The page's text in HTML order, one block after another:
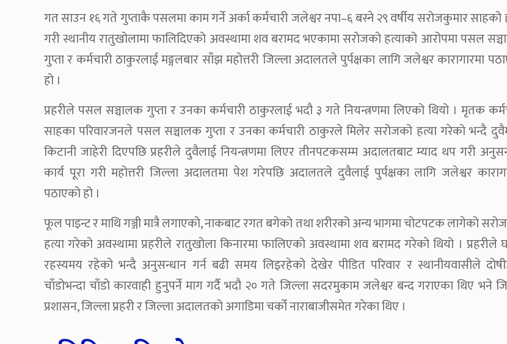
गत साउन १६ गते गुप्ताकै पसलमा काम गर्ने अर्का कर्मचारी जलेश्वर नपा–६ बस्ने २९ वर्षीय सरोजकुमार साहको
गरी स्थानीय रातुखोलामा फालिदिएको अवस्थामा शव बरामद भएकामा सरोजको हत्याको आरोपमा पसल
गुप्ता र कर्मचारी ठाकुरलाई मङ्गलबार साँझ महोत्तरी जिल्ला अदालतले पुर्पक्षका लागि जलेश्वर कारागारमा
हो ।
प्रहरीले पसल सञ्चालक गुप्ता र उनका कर्मचारी ठाकुरलाई भदौ ३ गते नियन्त्रणमा लिएको थियो । मृतक
साहका परिवारजनले पसल सञ्चालक गुप्ता र उनका कर्मचारी ठाकुरले मिलेर सरोजको हत्या गरेको भन्दै
किटानी जाहेरी दिएपछि प्रहरीले दुवैलाई नियन्त्रणमा लिएर तीनपटकसम्म अदालतबाट म्याद थप गरी
कार्य पूरा गरी महोत्तरी जिल्ला अदालतमा पेश गरेपछि अदालतले दुवैलाई पुर्पक्षका लागि जलेश्वर
पठाएको हो ।
फूल पाइन्ट र माथि गञ्जी मात्रै लगाएको, नाकबाट रगत बगेको तथा शरीरको अन्य भागमा चोटपटक लागेको
हत्या गरेको अवस्थामा प्रहरीले रातुखोला किनारमा फालिएको अवस्थामा शव बरामद गरेको थियो । प्रहरीले
रहस्यमय रहेको भन्दै अनुसन्धान गर्न बढी समय लिइरहेको देखेर पीडित परिवार र स्थानीयवासीले
चाँडोभन्दा चाँडो कारवाही हुनुपर्ने माग गर्दै भदौ २० गते जिल्ला सदरमुकाम जलेश्वर बन्द गराएका थिए भने
प्रशासन, जिल्ला प्रहरी र जिल्ला अदालतको अगाडिमा चर्को नाराबाजीसमेत गरेका थिए ।